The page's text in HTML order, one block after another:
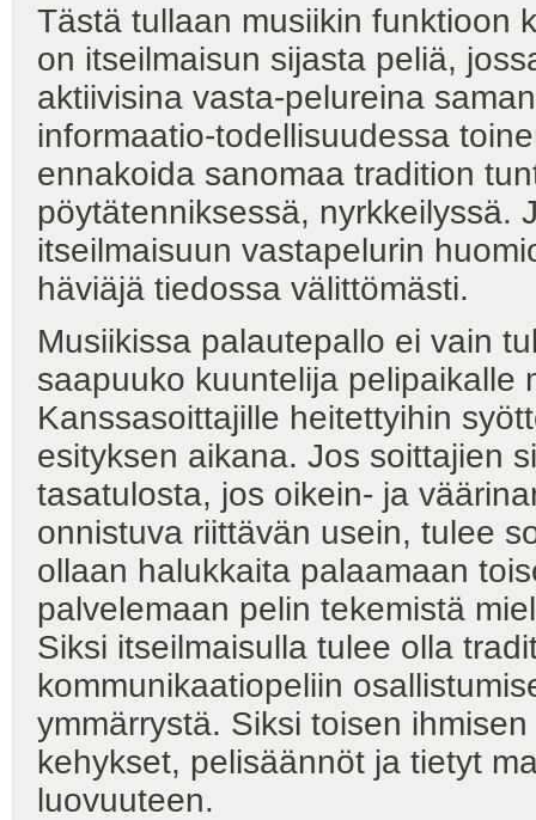
Tästä tullaan musiikin funktioon
on itseilmaisun sijasta peliä,
aktiivisina vasta-pelureina
informaatio-todellisuudessa
ennakoida sanomaa tradition
pöytätenniksessä, nyrkkeilyssä.
itseilmaisuun vastapelurin
häviäjä tiedossa välittömästi.
Musiikissa palautepallo ei vain
saapuuko kuuntelija pelipaikalle
Kanssasoittajille heitettyihin
esityksen aikana. Jos soittajien
tasatulosta, jos oikein- ja
onnistuva riittävän usein, tulee
ollaan halukkaita palaamaan
palvelemaan pelin tekemistä
Siksi itseilmaisulla tulee olla
kommunikaatiopeliin
ymmärrystä. Siksi toisen
kehykset, pelisäännöt ja tietyt
luovuuteen.